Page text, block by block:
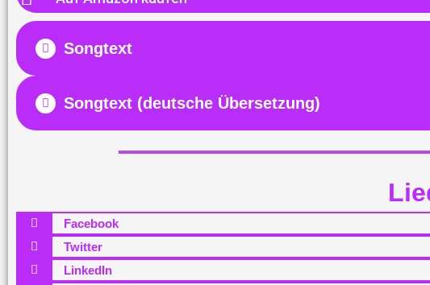
Songtext
Songtext (deutsche Übersetzung)
Facebook
Twitter
LinkedIn